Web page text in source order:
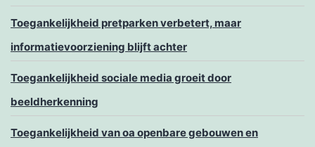
Toegankelijkheid pretparken verbetert, maar
informatievoorziening blijft achter
Toegankelijkheid sociale media groeit door
beeldherkenning
Toegankelijkheid van oa openbare gebouwen en